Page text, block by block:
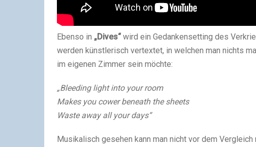
Ebenso in „Dives“wird ein Gedankensetting des
werden künstlerisch vertextet, in welchen man nichts
im eigenen Zimmer sein möchte:
„Bleeding light into your room
Makes you cower beneath the sheets
Waste away all your days“
Musikalisch gesehen kann man nicht vor dem